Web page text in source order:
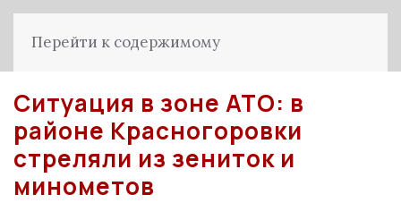
Перейти к содержимому
Ситуация в зоне АТО: в
районе Красногоровки
стреляли из зениток и
минометов